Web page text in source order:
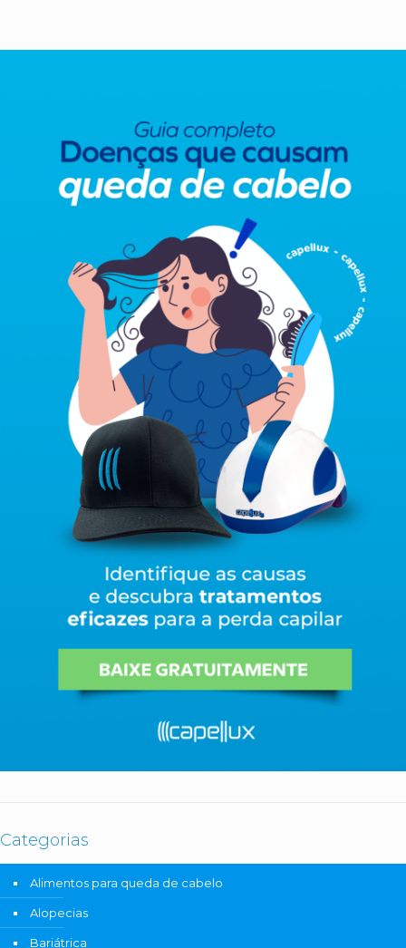
Categorias
Alimentos para queda de cabelo
Alopecias
Bariátrica